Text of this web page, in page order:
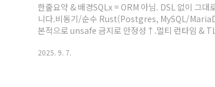
한줄요약 & 배경SQLx = ORM 아님. DSL 없이 그대
니다.비동기/순수 Rust(Postgres, MySQL/
본적으로 unsafe 금지로 안정성↑.멀티 런타임
비문 캐시, 비동기 Row 스트리밍, 중첩 트랜잭션(
2025. 9. 7.